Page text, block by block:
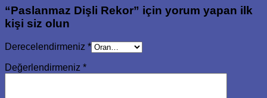
“Paslanmaz Dişli Rekor” için yorum yapan ilk
kişi siz olun
Derecelendirmeniz *
Değerlendirmeniz *